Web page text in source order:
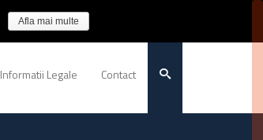
Informatii Legale Contact
Afla mai multe